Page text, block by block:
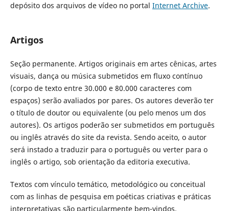
depósito dos arquivos de vídeo no portal Internet Archive.
Artigos
Seção permanente. Artigos originais em artes cênicas, artes
visuais, dança ou música submetidos em fluxo contínuo
(corpo de texto entre 30.000 e 80.000 caracteres com
espaços) serão avaliados por pares. Os autores deverão ter
o título de doutor ou equivalente (ou pelo menos um dos
autores). Os artigos poderão ser submetidos em português
ou inglês através do site da revista. Sendo aceito, o autor
será instado a traduzir para o português ou verter para o
inglês o artigo, sob orientação da editoria executiva.
Textos com vínculo temático, metodológico ou conceitual
com as linhas de pesquisa em poéticas criativas e práticas
interpretativas são particularmente bem-vindos.